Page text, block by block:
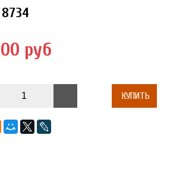
руб
КУПИТЬ